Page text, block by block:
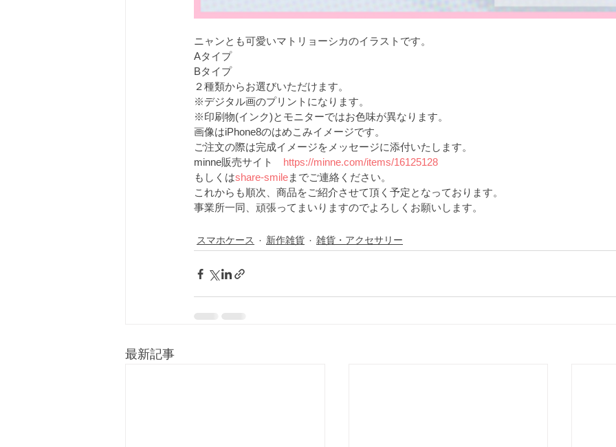
ニャンとも可愛いマトリョーシカのイラストです。
Aタイプ
Bタイプ
２種類からお選びいただけます。
※デジタル画のプリントになります。
※印刷物(インク)とモニターではお色味が異なります。
画像はiPhone8のはめこみイメージです。
ご注文の際は完成イメージをメッセージに添付いたします。
minne販売サイト https://minne.com/items/16125128
もしくはshare-smileまでご連絡ください。
これからも順次、商品をご紹介させて頂く予定となっております。
事業所一同、頑張ってまいりますのでよろしくお願いします。
スマホケース 新作雑貨 雑貨・アクセサリー
最新記事